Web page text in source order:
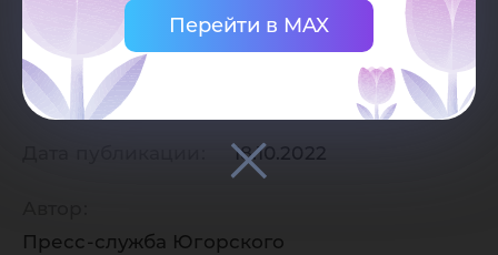
Перейти в MAX
18.10.2022
Пресс-служба Югорского